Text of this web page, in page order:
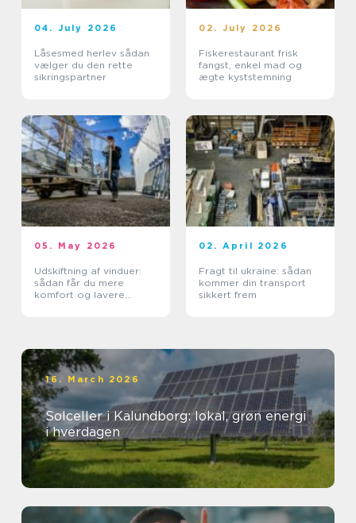
04. July 2026
Låsesmed herlev sådan
vælger du den rette
sikringspartner
02. July 2026
Fiskerestaurant frisk
fangst, enkel mad og
ægte kyststemning
05. May 2026
Udskiftning af vinduer:
sådan får du mere
komfort og lavere
02. April 2026
Fragt til ukraine: sådan
kommer din transport
sikkert frem
16. March 2026
Solceller i Kalundborg: lokal, grøn energi
i hverdagen